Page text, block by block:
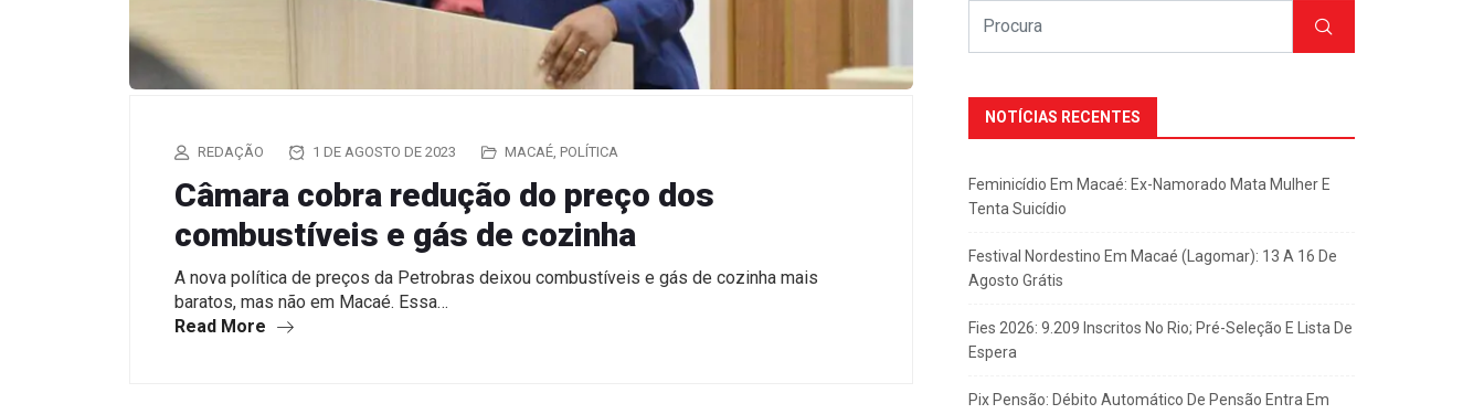
REDAÇÃO 1 DE AGOSTO DE 2023 MACAÉ POLÍTICA
Câmara cobra redução do preço dos
combustíveis e gás de cozinha
A nova política de preços da Petrobras deixou combustíveis e gás de cozinha mais
baratos, mas não em Macaé. Essa…
Read More
NOTÍCIAS RECENTES
Feminicídio Em Macaé: Ex-Namorado Mata Mulher E
Tenta Suicídio
Festival Nordestino Em Macaé (Lagomar): 13 A 16 De
Agosto Grátis
Fies 2026: 9.209 Inscritos No Rio; Pré-Seleção E Lista De
Espera
Pix Pensão: Débito Automático De Pensão Entra Em